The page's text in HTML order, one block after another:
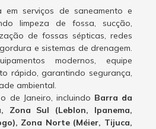
em serviços de saneamento e
limpeza de fossa, sucção,
de fossas sépticas, redes
e sistemas de drenagem.
modernos, equipe
rápido, garantindo segurança,
ambiental.
de Janeiro, incluindo Barra da
Zona Sul (Leblon, Ipanema,
Zona Norte (Méier, Tijuca,